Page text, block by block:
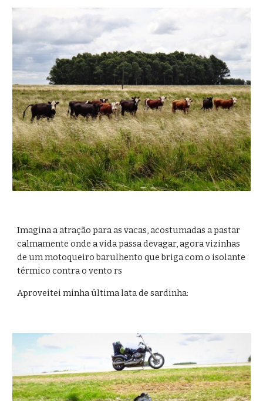
Imagina a atração para as vacas, acostumadas a pastar
calmamente onde a vida passa devagar, agora vizinhas
de um motoqueiro barulhento que briga com o isolante
térmico contra o vento rs
Aproveitei minha última lata de sardinha: